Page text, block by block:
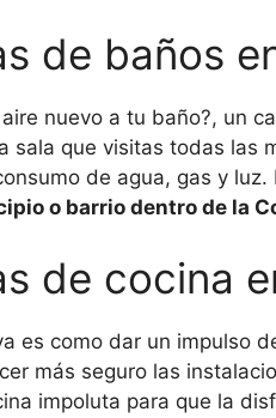
de baños
nuevo a tu baño?, un
sala que visitas todas las
de agua, gas y
o barrio dentro de la
de cocina
es como dar un impulso
más seguro las
impoluta para que la